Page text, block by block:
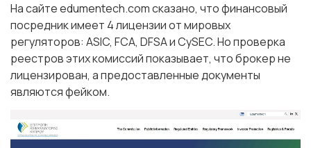
На сайте edumentech.com сказано, что финансовый
посредник имеет 4 лицензии от мировых
регуляторов: ASIC, FCA, DFSA и CySEC. Но проверка
реестров этих комиссий показывает, что брокер не
лицензирован, а предоставленные документы
являются фейком.